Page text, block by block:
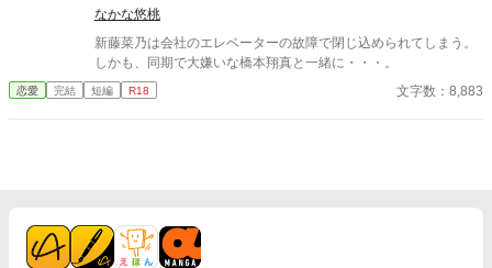
なかな悠桃
新藤菜乃は会社のエレベーターの故障で閉じ込められてしまう。
しかも、同期で大嫌いな橋本翔真と一緒に・・・。
恋愛 完結 短編 R18 文字数：8,883